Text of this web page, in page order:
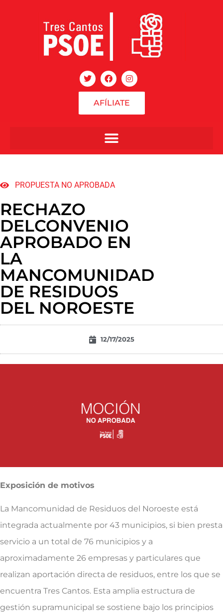
AFÍLIATE
PROPUESTA NO APROBADA
RECHAZO
DELCONVENIO
APROBADO EN
LA
MANCOMUNIDAD
DE RESIDUOS
DEL NOROESTE
12/17/2025
Exposición de motivos
La Mancomunidad de Residuos del Noroeste está
integrada actualmente por 43 municipios, si bien presta
servicio a un total de 76 municipios y a
aproximadamente 26 empresas y particulares que
realizan aportación directa de residuos, entre los que se
encuentra Tres Cantos. Esta amplia estructura de
gestión supramunicipal se sostiene bajo los principios